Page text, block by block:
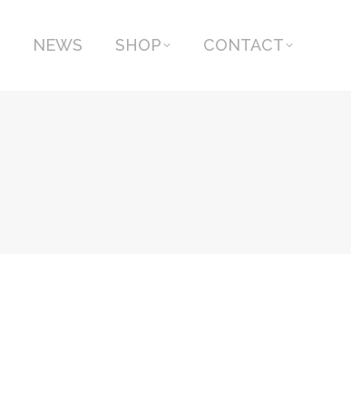
NEWS SHOP CONTACT